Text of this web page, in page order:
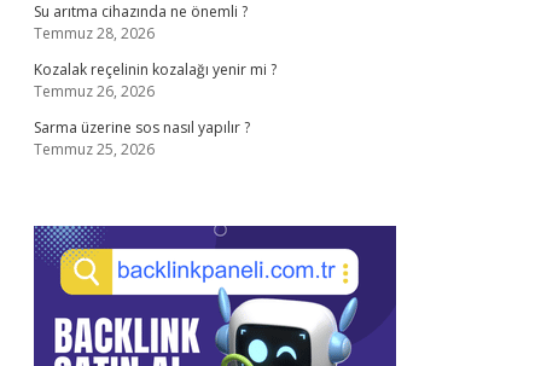
Su arıtma cihazında ne önemli ?
Temmuz 28, 2026
Kozalak reçelinin kozalağı yenir mi ?
Temmuz 26, 2026
Sarma üzerine sos nasıl yapılır ?
Temmuz 25, 2026